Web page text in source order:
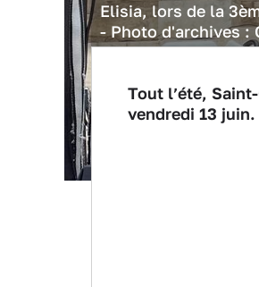
Elisia, lors de la
- Photo d'archives :
Tout l’été,
vendredi 13